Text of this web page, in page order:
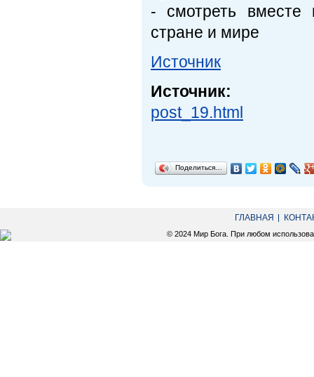
- смотреть вместе
стране и мире
Источник
Источник:
post_19.html
Поделиться…
ГЛАВНАЯ
© 2024 Мир Бога. При любом